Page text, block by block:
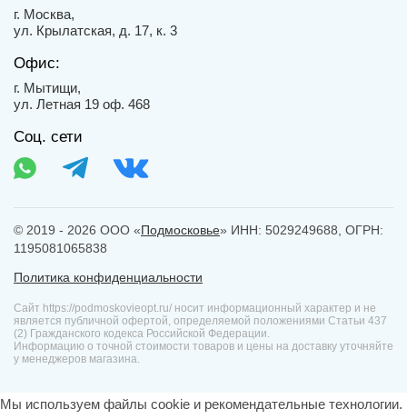
г. Москва,
ул. Крылатская, д. 17, к. 3
Офис:
г. Мытищи,
ул. Летная 19 оф. 468
Соц. сети
© 2019 - 2026 ООО «Подмосковье» ИНН: 5029249688, ОГРН:
1195081065838
Политика конфиденциальности
Сайт https://podmoskovieopt.ru/ носит информационный характер и не
является публичной офертой, определяемой положениями Статьи 437
(2) Гражданского кодекса Российской Федерации.
Информацию о точной стоимости товаров и цены на доставку уточняйте
у менеджеров магазина.
Мы используем файлы cookie и рекомендательные технологии.